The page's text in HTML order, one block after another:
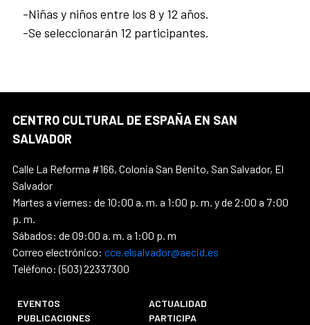
-Niñas y niños entre los 8 y 12 años.
-Se seleccionarán 12 participantes.
CENTRO CULTURAL DE ESPAÑA EN SAN
SALVADOR
Calle La Reforma #166, Colonia San Benito, San Salvador, El
Salvador
Martes a viernes: de 10:00 a. m. a 1:00 p. m. y de 2:00 a 7:00
p. m.
Sábados: de 09:00 a. m. a 1:00 p. m
Correo electrónico: cce.elsalvador@aecid.es
Teléfono: (503) 22337300
EVENTOS
ACTUALIDAD
PUBLICACIONES
PARTICIPA